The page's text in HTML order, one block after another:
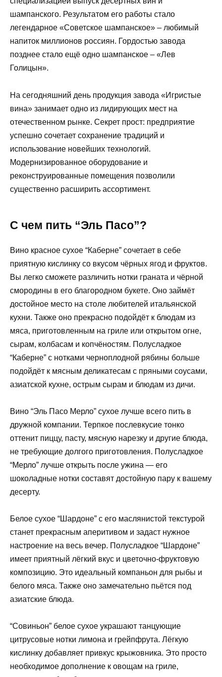
шампанского. Результатом его работы стало
легендарное «Советское шампанское» – любимый
напиток миллионов россиян. Гордостью завода
позднее стало ещё одно шампанское – «Лев
Голицын».
На сегодняшний день продукция завода «Игристые
вина» занимает одно из лидирующих мест на
отечественном рынке. Секрет прост: предприятие
успешно сочетает сохранение традиций и
использование новейших технологий.
Модернизированное оборудование и
реконструированные помещения позволили
существенно расширить ассортимент.
С чем пить “Эль Пасо”?
Вино красное сухое “Каберне” сочетает в себе
приятную кислинку со вкусом чёрных ягод и фруктов.
Вы легко сможете различить нотки граната и чёрной
смородины в его благородном букете. Оно займёт
достойное место на столе любителей итальянской
кухни. Также оно прекрасно подойдёт к блюдам из
мяса, приготовленным на гриле или открытом огне,
сырам, колбасам и копчёностям. Полусладкое
“Каберне” с нотками черноплодной рябины больше
подойдёт к мясным деликатесам с пряными соусами,
азиатской кухне, острым сырам и блюдам из дичи.
Вино “Эль Пасо Мерло” сухое лучше всего пить в
дружной компании. Терпкое послевкусие тонко
оттенит пиццу, пасту, мясную нарезку и другие блюда,
не требующие долгого приготовления. Полусладкое
“Мерло” лучше открыть после ужина — его
шоколадные нотки составят достойную пару к вашему
десерту.
Белое сухое “Шардоне” с его маслянистой текстурой
станет прекрасным аперитивом и задаст нужное
настроение на весь вечер. Полусладкое “Шардоне”
имеет приятный лёгкий вкус и цветочно-фруктовую
композицию. Это идеальный компаньон для рыбы и
белого мяса. Также оно замечательно пьётся под
азиатские блюда.
“Совиньон” белое сухое украшают танцующие
цитрусовые нотки лимона и грейпфрута. Лёгкую
кислинку добавляет привкус крыжовника. Это просто
необходимое дополнение к овощам на гриле,